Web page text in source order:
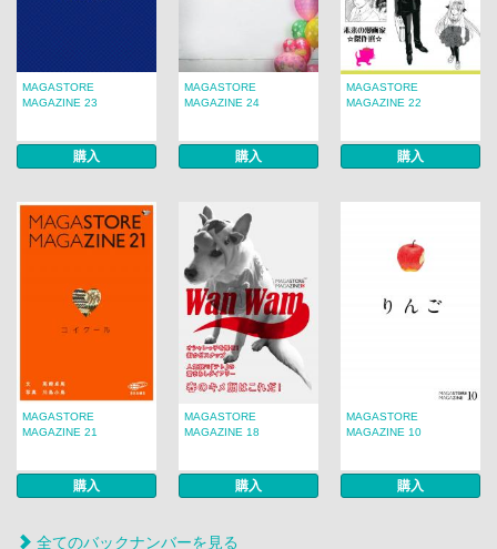
MAGASTORE
MAGAZINE 23
購入
MAGASTORE
MAGAZINE 24
購入
MAGASTORE
MAGAZINE 22
購入
MAGASTORE
MAGAZINE 21
購入
MAGASTORE
MAGAZINE 18
購入
MAGASTORE
MAGAZINE 10
購入
全てのバックナンバーを見る